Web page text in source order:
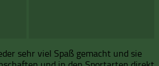
sehr viel Spaß gemacht und sie